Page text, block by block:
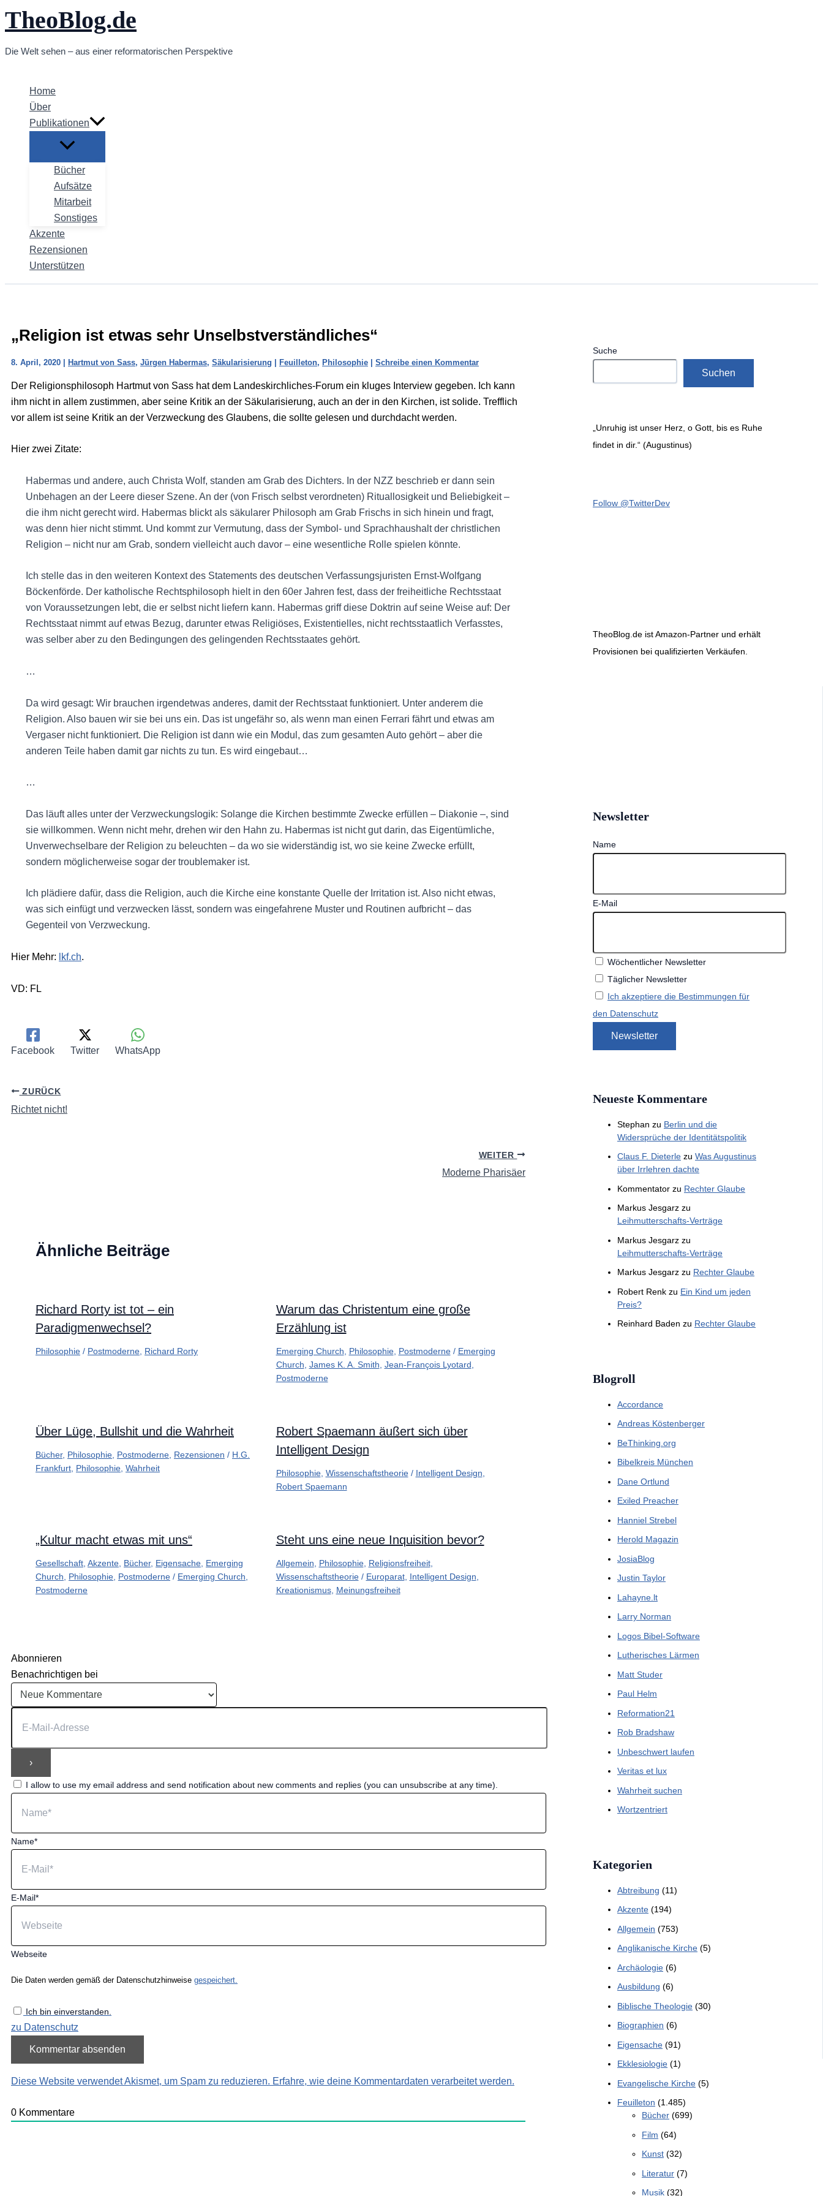
Zum
Inhalt
TheoBlog.de
Die Welt sehen – aus einer reformatorischen Perspektive
Home
Über
Publikationen
Bücher
Aufsätze
Mitarbeit
Sonstiges
Akzente
Rezensionen
Unterstützen
„Religion ist etwas sehr Unselbstverständliches“
8. April, 2020 | Hartmut von Sass, Jürgen Habermas, Säkularisierung | Feuilleton, Philosophie | Schreibe einen Kommentar
Der Religionsphilosoph Hartmut von Sass hat dem Landeskirchliches-Forum ein kluges Interview gegeben. Ich kann
ihm nicht in allem zustimmen, aber seine Kritik an der Säkularisierung, auch an der in den Kirchen, ist solide. Trefflich
vor allem ist seine Kritik an der Verzweckung des Glaubens, die sollte gelesen und durchdacht werden.
Hier zwei Zitate:
Habermas und andere, auch Christa Wolf, standen am Grab des Dichters. In der NZZ beschrieb er dann sein
Unbehagen an der Leere dieser Szene. An der (von Frisch selbst verordneten) Rituallosigkeit und Beliebigkeit –
die ihm nicht gerecht wird. Habermas blickt als säkularer Philosoph am Grab Frischs in sich hinein und fragt,
was denn hier nicht stimmt. Und kommt zur Vermutung, dass der Symbol- und Sprachhaushalt der christlichen
Religion – nicht nur am Grab, sondern vielleicht auch davor – eine wesentliche Rolle spielen könnte.
Ich stelle das in den weiteren Kontext des Statements des deutschen Verfassungsjuristen Ernst-Wolfgang
Böckenförde. Der katholische Rechtsphilosoph hielt in den 60er Jahren fest, dass der freiheitliche Rechtsstaat
von Voraussetzungen lebt, die er selbst nicht liefern kann. Habermas griff diese Doktrin auf seine Weise auf: Der
Rechtsstaat nimmt auf etwas Bezug, darunter etwas Religiöses, Existentielles, nicht rechtsstaatlich Verfasstes,
was selber aber zu den Bedingungen des gelingenden Rechtsstaates gehört.
…
Da wird gesagt: Wir brauchen irgendetwas anderes, damit der Rechtsstaat funktioniert. Unter anderem die
Religion. Also bauen wir sie bei uns ein. Das ist ungefähr so, als wenn man einen Ferrari fährt und etwas am
Vergaser nicht funktioniert. Die Religion ist dann wie ein Modul, das zum gesamten Auto gehört – aber die
anderen Teile haben damit gar nichts zu tun. Es wird eingebaut…
…
Das läuft alles unter der Verzweckungslogik: Solange die Kirchen bestimmte Zwecke erfüllen – Diakonie –, sind
sie willkommen. Wenn nicht mehr, drehen wir den Hahn zu. Habermas ist nicht gut darin, das Eigentümliche,
Unverwechselbare der Religion zu beleuchten – da wo sie widerständig ist, wo sie keine Zwecke erfüllt,
sondern möglicherweise sogar der troublemaker ist.
Ich plädiere dafür, dass die Religion, auch die Kirche eine konstante Quelle der Irritation ist. Also nicht etwas,
was sich einfügt und verzwecken lässt, sondern was eingefahrene Muster und Routinen aufbricht – das
Gegenteil von Verzweckung.
Hier Mehr: lkf.ch.
VD: FL
Facebook Twitter WhatsApp
ZURÜCK
Richtet nicht!
WEITER
Moderne Pharisäer
Ähnliche Beiträge
Richard Rorty ist tot – ein
Paradigmenwechsel?
Philosophie / Postmoderne Richard Rorty
Warum das Christentum eine große
Erzählung ist
Emerging Church Philosophie, Postmoderne/ Emerging
Church James K. A. Smith Jean-François Lyotard
Postmoderne
Über Lüge, Bullshit und die Wahrheit
Bücher, Philosophie Postmoderne Rezensionen / H.G.
Frankfurt Philosophie Wahrheit
Robert Spaemann äußert sich über
Intelligent Design
Philosophie, Wissenschaftstheorie/ Intelligent Design
Robert Spaemann
„Kultur macht etwas mit uns“
Gesellschaft Akzente Bücher, Eigensache Emerging
Church
Philosophie Postmoderne / Emerging Church
Postmoderne
Steht uns eine neue Inquisition bevor?
Allgemein Philosophie, Religionsfreiheit,
Wissenschaftstheorie/ Europarat, Intelligent Design
Kreationismus, Meinungsfreiheit
Abonnieren
Benachrichtigen bei
I allow to use my email address and send notification about new comments and replies (you can unsubscribe at any time).
Name*
E-Mail*
Webseite
Die Daten werden gemäß der Datenschutzhinweise gespeichert.
Ich bin einverstanden.
zu Datenschutz
Diese Website verwendet Akismet, um Spam zu reduzieren. Erfahre, wie deine Kommentardaten verarbeitet werden.
0 Kommentare
Suche
Suchen
„Unruhig ist unser Herz, o Gott, bis es Ruhe
findet in dir.“ (Augustinus)
Follow @TwitterDev
TheoBlog.de ist Amazon-Partner und erhält
Provisionen bei qualifizierten Verkäufen.
Newsletter
Name
E-Mail
Wöchentlicher Newsletter
Täglicher Newsletter
Ich akzeptiere die Bestimmungen für
den Datenschutz
Neueste Kommentare
Stephan zu Berlin und die
Widersprüche der Identitätspolitik
Claus F. Dieterle zu Was Augustinus
über Irrlehren dachte
Kommentator zu Rechter Glaube
Markus Jesgarz zu
Leihmutterschafts-Verträge
Markus Jesgarz zu
Leihmutterschafts-Verträge
Markus Jesgarz zu Rechter Glaube
Robert Renk zu Ein Kind um jeden
Preis?
Reinhard Baden zu Rechter Glaube
Blogroll
Accordance
Andreas Köstenberger
BeThinking.org
Bibelkreis München
Dane Ortlund
Exiled Preacher
Hanniel Strebel
Herold Magazin
JosiaBlog
Justin Taylor
Lahayne.lt
Larry Norman
Logos Bibel-Software
Lutherisches Lärmen
Matt Studer
Paul Helm
Reformation21
Rob Bradshaw
Unbeschwert laufen
Veritas et lux
Wahrheit suchen
Wortzentriert
Kategorien
Abtreibung (11)
Akzente (194)
Allgemein (753)
Anglikanische Kirche (5)
Archäologie (6)
Ausbildung (6)
Biblische Theologie (30)
Biographien (6)
Eigensache (91)
Ekklesiologie (1)
Evangelische Kirche (5)
Feuilleton (1.485)
Bücher (699)
Film (64)
Kunst (32)
Literatur (7)
Musik (32)